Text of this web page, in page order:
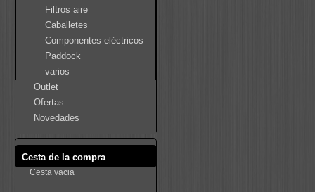
Filtros aire
Caballetes
Componentes eléctricos
Paddock
varios
Outlet
Ofertas
Novedades
Cesta de la compra
Cesta vacia